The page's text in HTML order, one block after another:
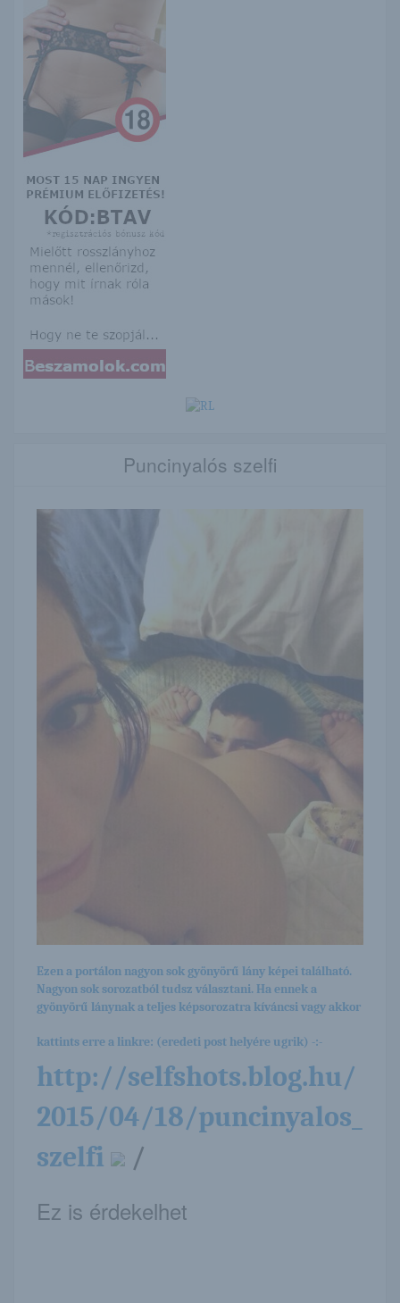
Puncinyalós szelfi
Ezen a portálon nagyon sok gyönyörű lány képei található.
Nagyon sok sorozatból tudsz választani. Ha ennek a
gyönyörű lánynak a teljes képsorozatra kíváncsi vagy akkor
kattints erre a linkre: (eredeti post helyére ugrik) -:-
http://selfshots.blog.hu/
2015/04/18/puncinyalos_
szelfi
/
Ez is érdekelhet